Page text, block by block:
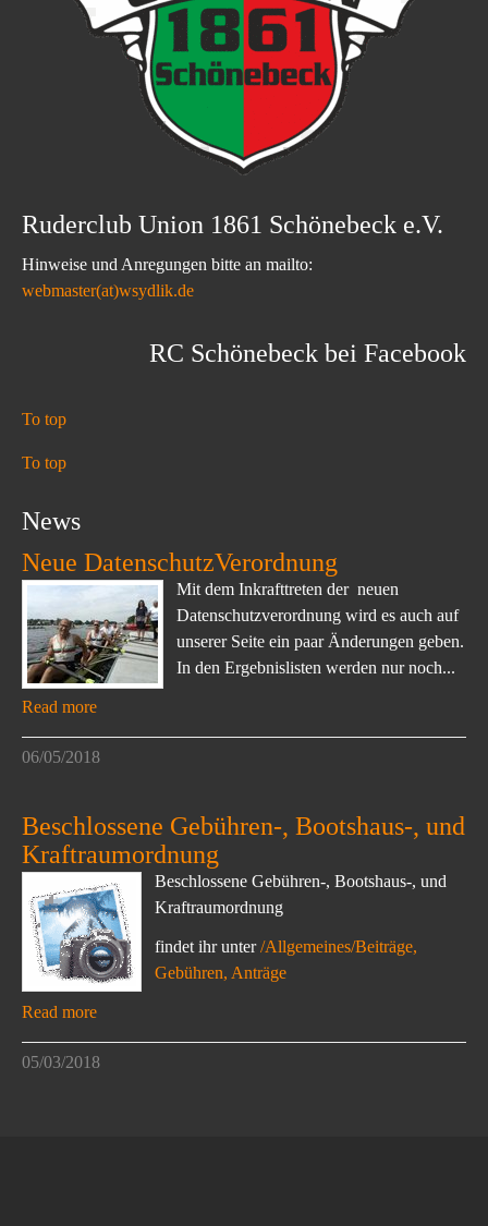
Ruderclub Union 1861 Schönebeck e.V.
Hinweise und Anregungen bitte an mailto:
webmaster(at)wsydlik.de
RC Schönebeck bei Facebook
To top
To top
News
Neue DatenschutzVerordnung
Mit dem Inkrafttreten der neuen
Datenschutzverordnung wird es auch auf
unserer Seite ein paar Änderungen geben.
In den Ergebnislisten werden nur noch...
Read more
06/05/2018
Beschlossene Gebühren-, Bootshaus-, und
Kraftraumordnung
Beschlossene Gebühren-, Bootshaus-, und
Kraftraumordnung
findet ihr unter/Allgemeines/Beiträge,
Gebühren, Anträge
Read more
05/03/2018